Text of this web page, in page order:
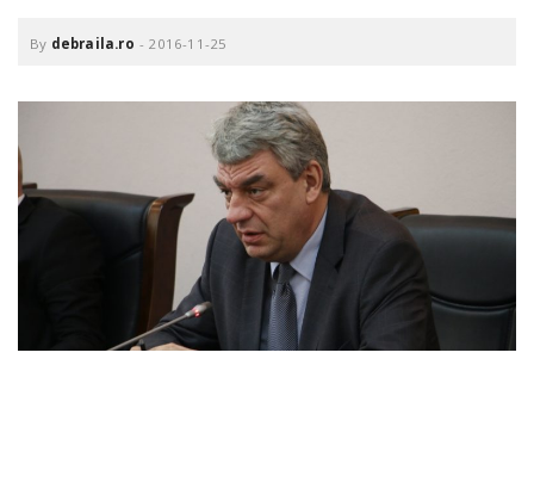
i
a
By debraila.ro - 2016-11-25